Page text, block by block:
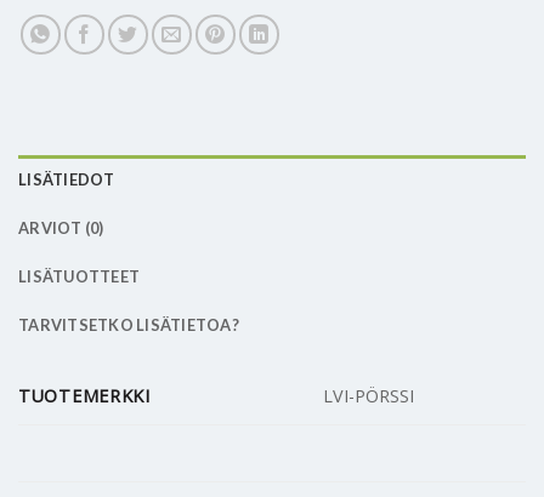
LISÄTIEDOT
ARVIOT (0)
LISÄTUOTTEET
TARVITSETKO LISÄTIETOA?
TUOTEMERKKI LVI-PÖRSSI